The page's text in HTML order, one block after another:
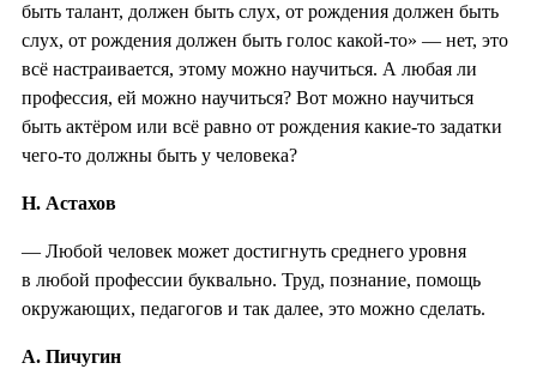
быть талант, должен быть слух, от рождения должен быть
слух, от рождения должен быть голос какой-то» — нет, это
всё настраивается, этому можно научиться. А любая ли
профессия, ей можно научиться? Вот можно научиться
быть актёром или всё равно от рождения какие-то задатки
чего-то должны быть у человека?
Н. Астахов
— Любой человек может достигнуть среднего уровня
в любой профессии буквально. Труд, познание, помощь
окружающих, педагогов и так далее, это можно сделать.
А. Пичугин